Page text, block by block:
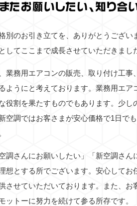
別のお引き立てを、ありがとうござ
してここまで成長させていただきまし
業務用エアコンの販売、取り付け工
ようにと考えております。業務用エ
役割を果たすものでもあります。少
空調ではお客さまが安心価格で1日で
空調さんにお願いしたい」「新空調さ
想とする所でございます。安心して
させていただいております。また、
ットーに努力を続けて参る所存です。